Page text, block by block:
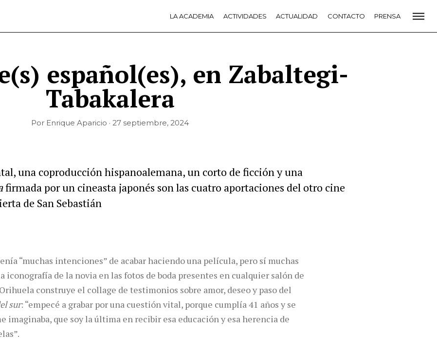
LA ACADEMIA ACTIVIDADES ACTUALIDAD CONTACTO PRENSA
español(es), en Zabaltegi-
Tabakalera
Por Enrique Aparicio · 27 septiembre, 2024
una coproducción hispanoalemana, un corto de ficción y una
firmada por un cineasta japonés son las cuatro aportaciones del otro cine
de San Sebastián
“muchas intenciones” de acabar haciendo una película, pero sí muchas
iconografía de la novia en las fotos de boda presentes en cualquier salón de
construye el collage de testimonios sobre amor, deseo y paso del
sur: “empecé a grabar por una cuestión vital, porque cumplía 41 años y se
imaginaba, que soy la última en recibir esa educación y esa herencia de
LA ACADEMIA PREMIOS GOYA FUNDACIÓN
CONTACTO